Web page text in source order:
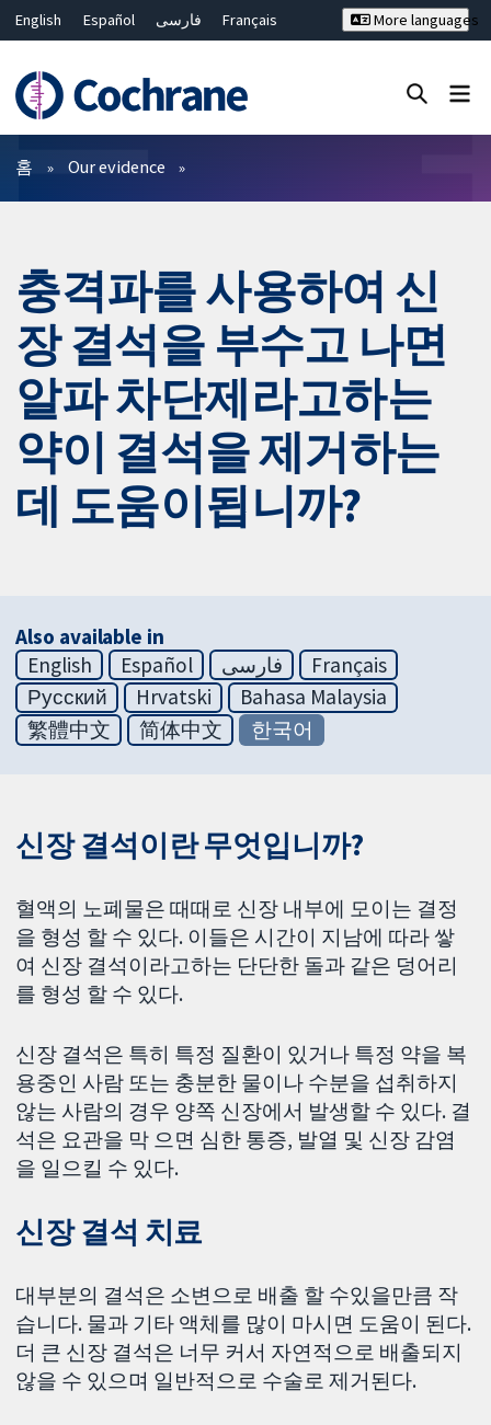
English Español فارسی
Français
Bahasa Malaysia
ไทย
繁體中文
简体中文
More languages
필터
홈 Our evidence
충격파를 사용하여 신
장 결석을 부수고 나면
알파 차단제라고하는
약이 결석을 제거하는
데 도움이됩니까?
Also available in
English
Español فارسی
Français
Русский
Hrvatski
Bahasa Malaysia
繁體中文
简体中文 한국어
신장 결석이란 무엇입니까?
혈액의 노폐물은 때때로 신장 내부에 모이는 결정
을 형성 할 수 있다. 이들은 시간이 지남에 따라 쌓
여 신장 결석이라고하는 단단한 돌과 같은 덩어리
를 형성 할 수 있다.
신장 결석은 특히 특정 질환이 있거나 특정 약을 복
용중인 사람 또는 충분한 물이나 수분을 섭취하지
않는 사람의 경우 양쪽 신장에서 발생할 수 있다. 결
석은 요관을 막 으면 심한 통증, 발열 및 신장 감염
을 일으킬 수 있다.
신장 결석 치료
대부분의 결석은 소변으로 배출 할 수있을만큼 작
습니다. 물과 기타 액체를 많이 마시면 도움이 된다.
더 큰 신장 결석은 너무 커서 자연적으로 배출되지
않을 수 있으며 일반적으로 수술로 제거된다.